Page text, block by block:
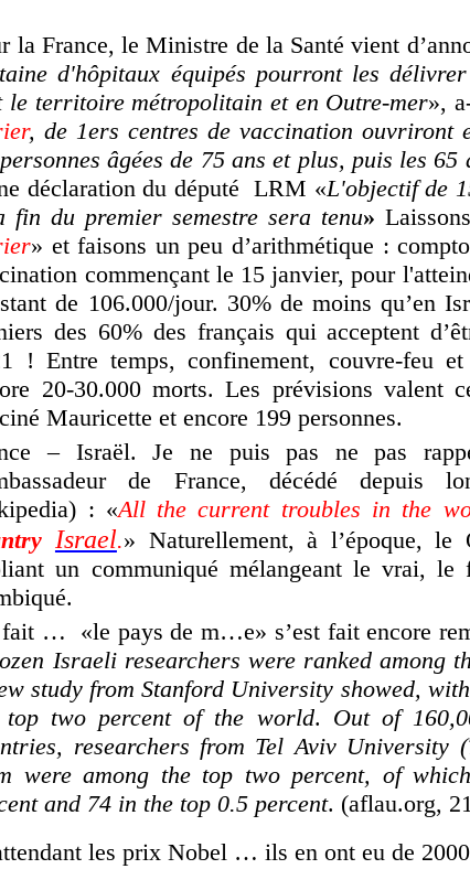
la France, le Ministre de la Santé vient
d'hôpitaux équipés pourront les
le territoire métropolitain et en Outre-mer»,
, de 1ers centres de vaccination ouvriront
âgées de 75 ans et plus, puis les
déclaration du député LRM «L'objectif de
fin du premier semestre sera tenu»
» et faisons un peu d’arithmétique :
commençant le 15 janvier, pour
de 106.000/jour. 30% de moins qu’en
des 60% des français qui acceptent
! Entre temps, confinement, couvre-feu
20-30.000 morts. Les prévisions
Mauricette et encore 199 personnes.
– Israël. Je ne puis pas ne pas
de France, décédé depuis
: «All the current troubles in the
Israel.» Naturellement, à l’époque, le
un communiqué mélangeant le vrai, le
… «le pays de m…e» s’est fait encore
Israeli researchers were ranked among
study from Stanford University showed,
top two percent of the world. Out of
researchers from Tel Aviv University
were among the top two percent, of
and 74 in the top 0.5 percent. (aflau.org,
les prix Nobel … ils en ont eu de